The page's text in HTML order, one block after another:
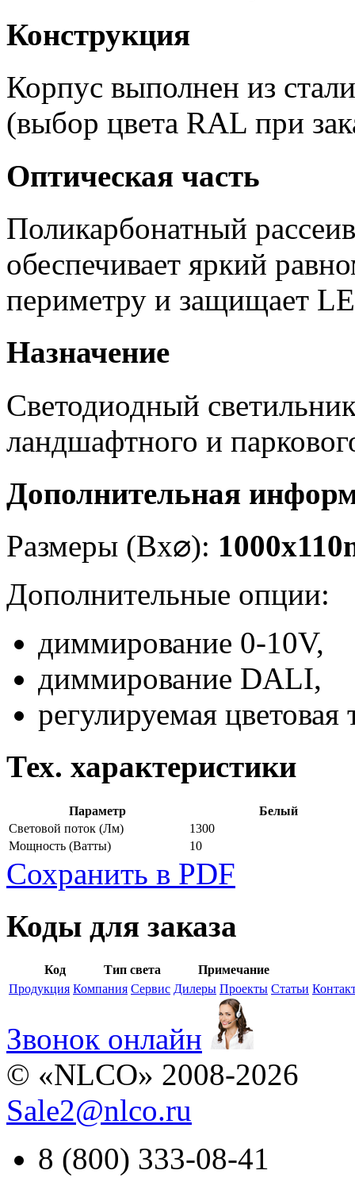
Конструкция
Корпус выполнен из
(выбор цвета RAL при
Оптическая часть
Поликарбонатный
обеспечивает яркий
периметру и защищает
Назначение
Светодиодный
ландшафтного и
Дополнительная
Размеры (Вx⌀):
Дополнительные опции:
диммирование 0-10V,
диммирование DALI,
регулируемая цветовая
Тех. характеристики
Параметр
Белый
Световой поток (Лм)
1300
Мощность (Ватты) 10
Сохранить в PDF
Коды для заказа
Код Тип света
Примечание
Продукция Компания Сервис Дилеры Проекты Статьи
Звонок онлайн
© «NLCO» 2008-2026
Sale2@nlco.ru
8 (800) 333-08-41